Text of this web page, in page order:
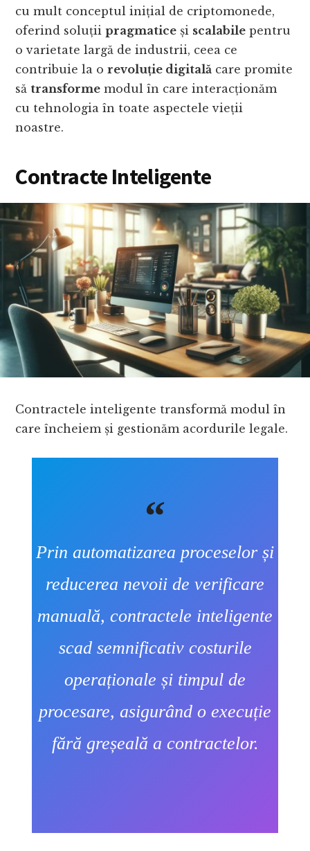
cu mult conceptul inițial de criptomonede,
oferind soluțiipragmatice și scalabile pentru
o varietate largă de industrii, ceea ce
contribuie la orevoluție digitală care promite
sătransforme modul în care interacționăm
cu tehnologia în toate aspectele vieții
noastre.
Contracte Inteligente
Contractele inteligente transformă modul în
care încheiem și gestionăm acordurile legale.
Prin automatizarea proceselor și
reducerea nevoii de verificare
manuală, contractele inteligente
scad semnificativ costurile
operaționale și timpul de
procesare, asigurând o execuție
fără greșeală a contractelor.